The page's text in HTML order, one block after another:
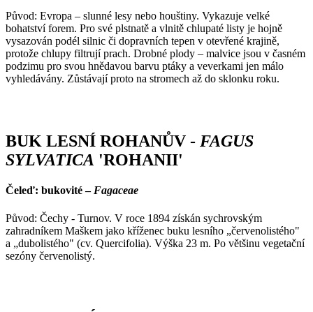
Původ: Evropa – slunné lesy nebo houštiny. Vykazuje velké
bohatství forem. Pro své plstnatě a vlnitě chlupaté listy je hojně
vysazován podél silnic či dopravních tepen v otevřené krajině,
protože chlupy filtrují prach. Drobné plody – malvice jsou v časném
podzimu pro svou hnědavou barvu ptáky a veverkami jen málo
vyhledávány. Zůstávají proto na stromech až do sklonku roku.
BUK LESNÍ ROHANŮV - FAGUS
SYLVATICA 'ROHANII'
Čeleď: bukovité – Fagaceae
Původ: Čechy - Turnov. V roce 1894 získán sychrovským
zahradníkem Maškem jako kříženec buku lesního „červenolistého"
a „dubolistého" (cv. Quercifolia). Výška 23 m. Po většinu vegetační
sezóny červenolistý.